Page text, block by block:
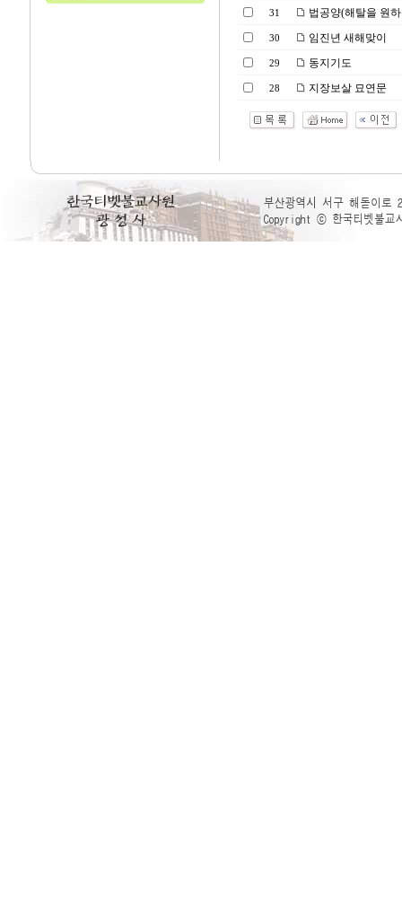
31 법공양(해탈을 원
30 임진년 새해맞이
29 동지기도
28 지장보살 묘연문